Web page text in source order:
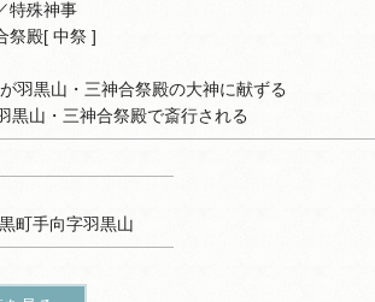
特殊神事
祭殿[ 中祭 ]
羽黒山・三神合祭殿の大神に献ずる
黒山・三神合祭殿で斎行される
町手向字羽黒山